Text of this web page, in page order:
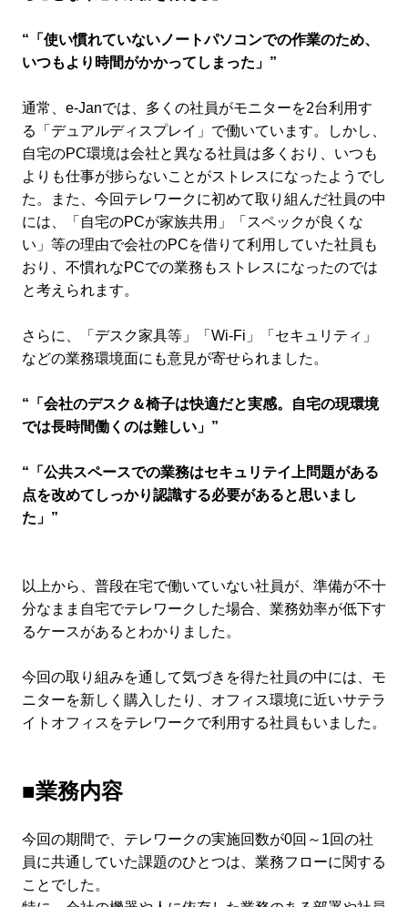
“「使い慣れていないノートパソコンでの作業のため、
いつもより時間がかかってしまった」”
通常、e-Janでは、多くの社員がモニターを2台利用す
る「デュアルディスプレイ」で働いています。しかし、
自宅のPC環境は会社と異なる社員は多くおり、いつも
よりも仕事が捗らないことがストレスになったようでし
た。また、今回テレワークに初めて取り組んだ社員の中
には、「自宅のPCが家族共用」「スペックが良くな
い」等の理由で会社のPCを借りて利用していた社員も
おり、不慣れなPCでの業務もストレスになったのでは
と考えられます。
さらに、「デスク家具等」「Wi-Fi」「セキュリティ」
などの業務環境面にも意見が寄せられました。
“「会社のデスク＆椅子は快適だと実感。自宅の現環境
では長時間働くのは難しい」”
“「公共スペースでの業務はセキュリテイ上問題がある
点を改めてしっかり認識する必要があると思いまし
た」”
以上から、普段在宅で働いていない社員が、準備が不十
分なまま自宅でテレワークした場合、業務効率が低下す
るケースがあるとわかりました。
今回の取り組みを通して気づきを得た社員の中には、モ
ニターを新しく購入したり、オフィス環境に近いサテラ
イトオフィスをテレワークで利用する社員もいました。
■業務内容
今回の期間で、テレワークの実施回数が0回～1回の社
員に共通していた課題のひとつは、業務フローに関する
ことでした。